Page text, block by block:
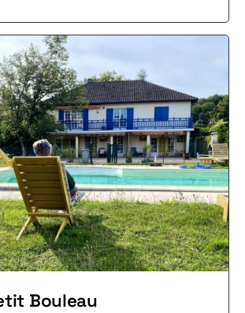
Bouleau